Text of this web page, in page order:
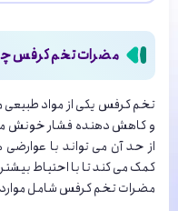
مضرات تخم کرفس
تخم کرفس یکی از مواد
و کاهش دهنده فشار خونش
از حد آن می تواند با
کمک می کند تا با احتیاط
مضرات تخم کرفس شامل